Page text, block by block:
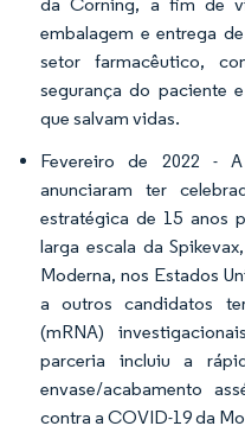
embalagem e entrega
setor farmacêutico,
segurança do paciente
que salvam vidas.
Fevereiro de 2022 -
anunciaram ter
estratégica de 15 anos
larga escala da
Moderna, nos Estados
a outros candidatos
(mRNA)
parceria incluiu a
envase/acabamento
contra a COVID-19 da